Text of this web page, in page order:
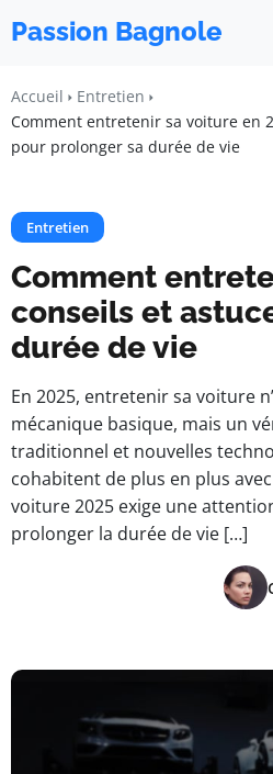
Passion Bagnole
Accueil
Entretien
Comment entretenir sa voiture en
pour prolonger sa durée de vie
Entretien
Comment
conseils et
durée de vie
En 2025, entretenir sa voiture
mécanique basique, mais un
traditionnel et nouvelles
cohabitent de plus en plus
voiture 2025 exige une
prolonger la durée de vie […]